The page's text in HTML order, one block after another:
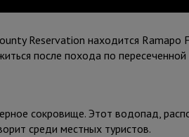
Reservation находится
после похода по пересеченной
сокровище. Этот водопад,
среди местных туристов.